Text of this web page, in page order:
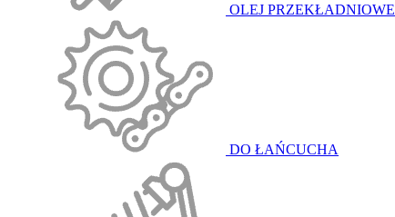
OLEJ PRZEKŁADNIOWE
DO ŁAŃCUCHA